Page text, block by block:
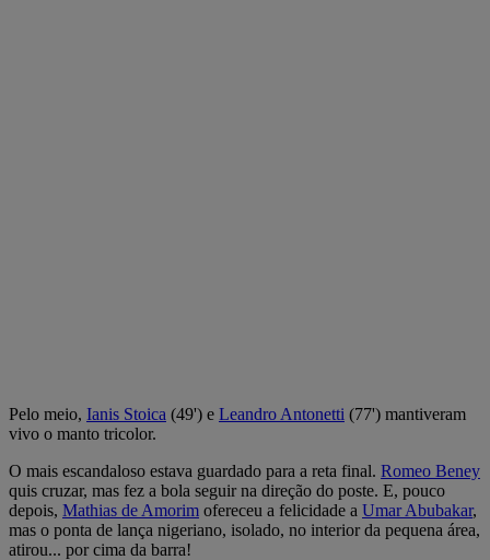
Pelo meio, Ianis Stoica (49') e Leandro Antonetti (77') mantiveram
vivo o manto tricolor.
O mais escandaloso estava guardado para a reta final. Romeo Beney
quis cruzar, mas fez a bola seguir na direção do poste. E, pouco
depois, Mathias de Amorim ofereceu a felicidade a Umar Abubakar,
mas o ponta de lança nigeriano, isolado, no interior da pequena área,
atirou... por cima da barra!